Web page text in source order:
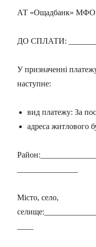
АТ «Ощадбанк»
ДО СПЛАТИ:
У призначенні
наступне:
вид платежу: За
адреса житлового
Місто, село,